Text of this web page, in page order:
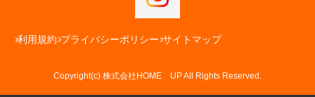
利用規約 プライバシーポリシー サイトマップ
Copyright(c) 株式会社HOME UP All Rights Reserved.